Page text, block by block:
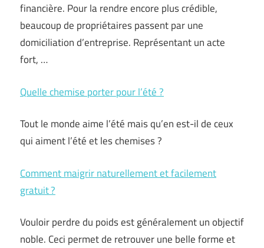
financière. Pour la rendre encore plus crédible,
beaucoup de propriétaires passent par une
domiciliation d’entreprise. Représentant un acte
fort, …
Quelle chemise porter pour l’été ?
Tout le monde aime l’été mais qu’en est-il de ceux
qui aiment l’été et les chemises ?
Comment maigrir naturellement et facilement
gratuit ?
Vouloir perdre du poids est généralement un objectif
noble. Ceci permet de retrouver une belle forme et